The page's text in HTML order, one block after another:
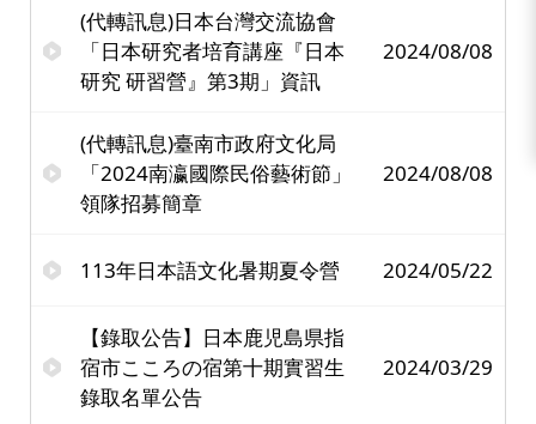
(代轉訊息)日本台灣交流協會
「日本研究者培育講座『日本
研究 研習營』第3期」資訊
2024/08/08
(代轉訊息)臺南市政府文化局
「2024南瀛國際民俗藝術節」
領隊招募簡章
2024/08/08
113年日本語文化暑期夏令營 2024/05/22
【錄取公告】日本鹿児島県指
宿市こころの宿第十期實習生
錄取名單公告
2024/03/29